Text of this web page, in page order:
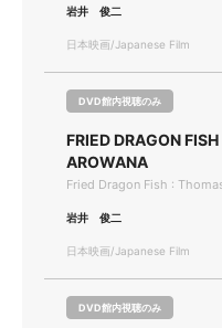
岩井 俊二
日本映画/Japanese Film
DVD館内視聴のみ
FRIED DRAGON
AROWANA
Fried Dragon Fish :
岩井 俊二
日本映画/Japanese Film
DVD館内視聴のみ